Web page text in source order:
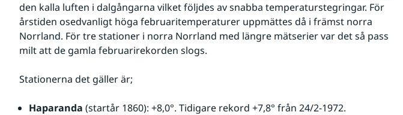
den kalla luften i dalgångarna vilket följdes av snabba temperaturstegringar. För
årstiden osedvanligt höga februaritemperaturer uppmättes då i främst norra
Norrland. För tre stationer i norra Norrland med längre mätserier var det så pass
milt att de gamla februarirekorden slogs.
Stationerna det gäller är;
Haparanda (startår 1860): +8,0°. Tidigare rekord +7,8° från 24/2-1972.